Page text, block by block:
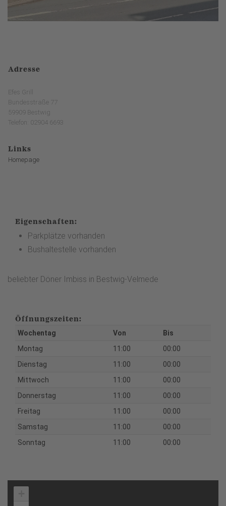
Adresse
Efes Grill
Bundesstraße 77
59909 Bestwig
Telefon: 02904 6693
Links
Homepage
Eigenschaften:
Parkplätze vorhanden
Bushaltestelle vorhanden
beliebter Döner Imbiss in Bestwig-Velmede
Öffnungszeiten:
Wochentag Von
Bis
Montag
11:00
00:00
Dienstag
11:00
00:00
Mittwoch
11:00
00:00
Donnerstag
11:00
00:00
Freitag
11:00
00:00
Samstag
11:00
00:00
Sonntag
11:00 00:00